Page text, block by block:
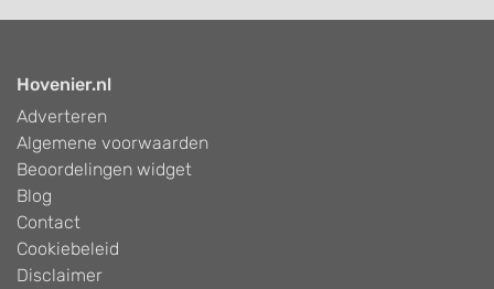
Hovenier.nl
Adverteren
Algemene voorwaarden
Beoordelingen widget
Blog
Contact
Cookiebeleid
Disclaimer